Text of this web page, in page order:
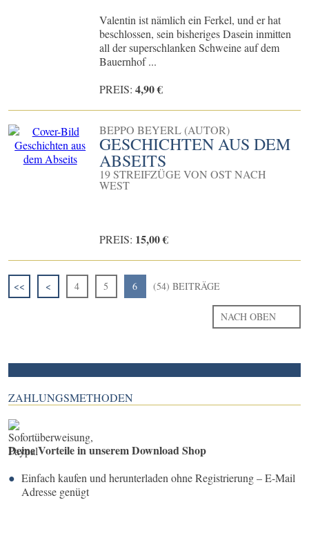
Valentin ist nämlich ein Ferkel, und er hat
beschlossen, sein bisheriges Dasein inmitten
all der superschlanken Schweine auf dem
Bauernhof ...
PREIS: 4,90 €
BEPPO BEYERL (AUTOR)
GESCHICHTEN AUS DEM
ABSEITS
19 STREIFZÜGE VON OST NACH
WEST
PREIS: 15,00 €
<< < 4 5 6 (54) BEITRÄGE
NACH OBEN
ZAHLUNGSMETHODEN
Deine Vorteile in unserem Download Shop
Einfach kaufen und herunterladen ohne Registrierung – E-Mail
Adresse genügt